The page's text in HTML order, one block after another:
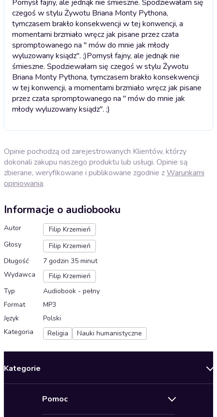
Pomysł fajny, ale jednąk nie śmieszne. Spodziewałam się
czegoś w stylu Żywotu Briana Monty Pythona,
tymczasem brakło konsekwencji w tej konwencji, a
momentami brzmiało wręcz jak pisane przez czata
spromptowanego na " mów do mnie jak młody
wyluzowany ksiądz". ;)Pomysł fajny, ale jednąk nie
śmieszne. Spodziewałam się czegoś w stylu Żywotu
Briana Monty Pythona, tymczasem brakło konsekwencji
w tej konwencji, a momentami brzmiało wręcz jak pisane
przez czata spromptowanego na " mów do mnie jak
młody wyluzowany ksiądz". ;)
Opinie pochodzą od zarejestrowanych Klientów, którzy
dokonali zakupu naszego produktu lub usługi. Opinie są
zbierane, weryfikowane i publikowane zgodnie zWarunkami
opiniowania.
Informacje o audiobooku
Autor
Filip Krzemień
Głosy
Filip Krzemień
Długość
7 godzin 35 minut
Wydawca
Filip Krzemień
Typ
Audiobook - pełny
Format
MP3
Język
Polski
Kategoria
Religia Nauki humanistyczne
Kategorie
Pomoc